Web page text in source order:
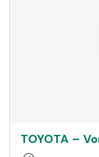
TOYOTA –